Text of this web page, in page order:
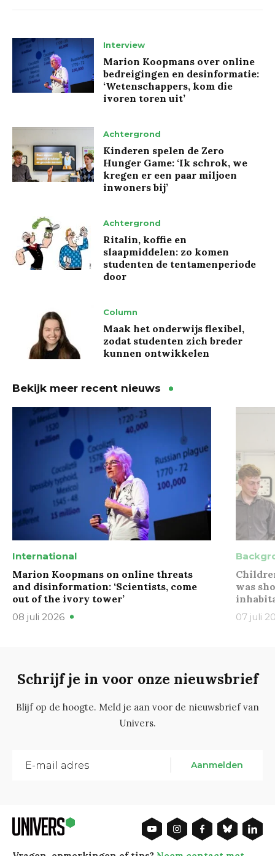
Interview
Marion Koopmans over online
bedreigingen en desinformatie:
‘Wetenschappers, kom die
ivoren toren uit’
Achtergrond
Kinderen spelen de Zero
Hunger Game: ‘Ik schrok, we
kregen er een paar miljoen
inwoners bij’
Achtergrond
Ritalin, koffie en
slaapmiddelen: zo komen
studenten de tentamenperiode
door
Column
Maak het onderwijs flexibel,
zodat studenten zich breder
kunnen ontwikkelen
Bekijk meer recent nieuws
International
Marion Koopmans on online threats
and disinformation: ‘Scientists, come
out of the ivory tower’
08 juli 2026
was
07 juli
Schrijf je in voor onze nieuwsbrief
Blijf op de hoogte. Meld je aan voor de nieuwsbrief van
Univers.
Aanmelden